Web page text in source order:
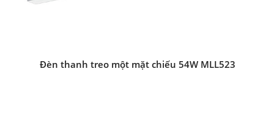
Đèn thanh treo một mặt chiếu 54W MLL523